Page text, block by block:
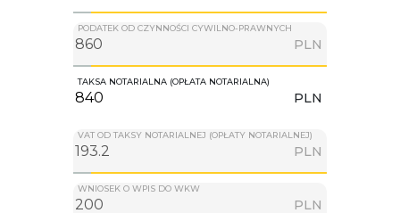
PODATEK OD CZYNNOŚCI CYWILNO-PRAWNYCH
PLN
TAKSA NOTARIALNA (OPŁATA NOTARIALNA)
PLN
VAT OD TAKSY NOTARIALNEJ (OPŁATY NOTARIALNEJ)
PLN
WNIOSEK O WPIS DO WKW
PLN